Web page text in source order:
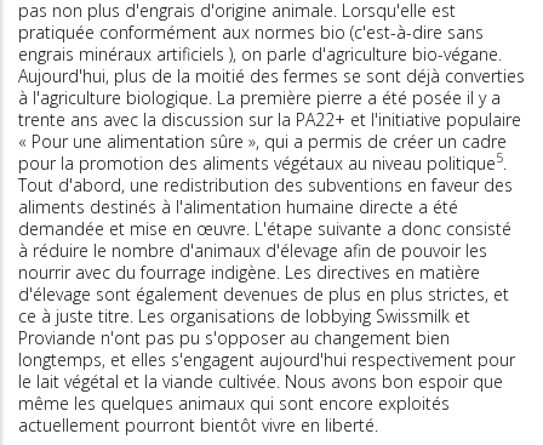
pas non plus d'engrais d'origine animale. Lorsqu'elle est
pratiquée conformément aux normes bio (c'est-à-dire sans
engrais minéraux artificiels ), on parle d'agriculture bio-végane.
Aujourd'hui, plus de la moitié des fermes se sont déjà converties
à l'agriculture biologique. La première pierre a été posée il y a
trente ans avec la discussion sur la PA22+ et l'initiative populaire
« Pour une alimentation sûre », qui a permis de créer un cadre
pour la promotion des aliments végétaux au niveau politique5
Tout d'abord, une redistribution des subventions en faveur des
aliments destinés à l'alimentation humaine directe a été
demandée et mise en œuvre. L'étape suivante a donc consisté
à réduire le nombre d'animaux d'élevage afin de pouvoir les
nourrir avec du fourrage indigène. Les directives en matière
d'élevage sont également devenues de plus en plus strictes, et
ce à juste titre. Les organisations de lobbying Swissmilk et
Proviande n'ont pas pu s'opposer au changement bien
longtemps, et elles s'engagent aujourd'hui respectivement pour
le lait végétal et la viande cultivée. Nous avons bon espoir que
même les quelques animaux qui sont encore exploités
actuellement pourront bientôt vivre en liberté.